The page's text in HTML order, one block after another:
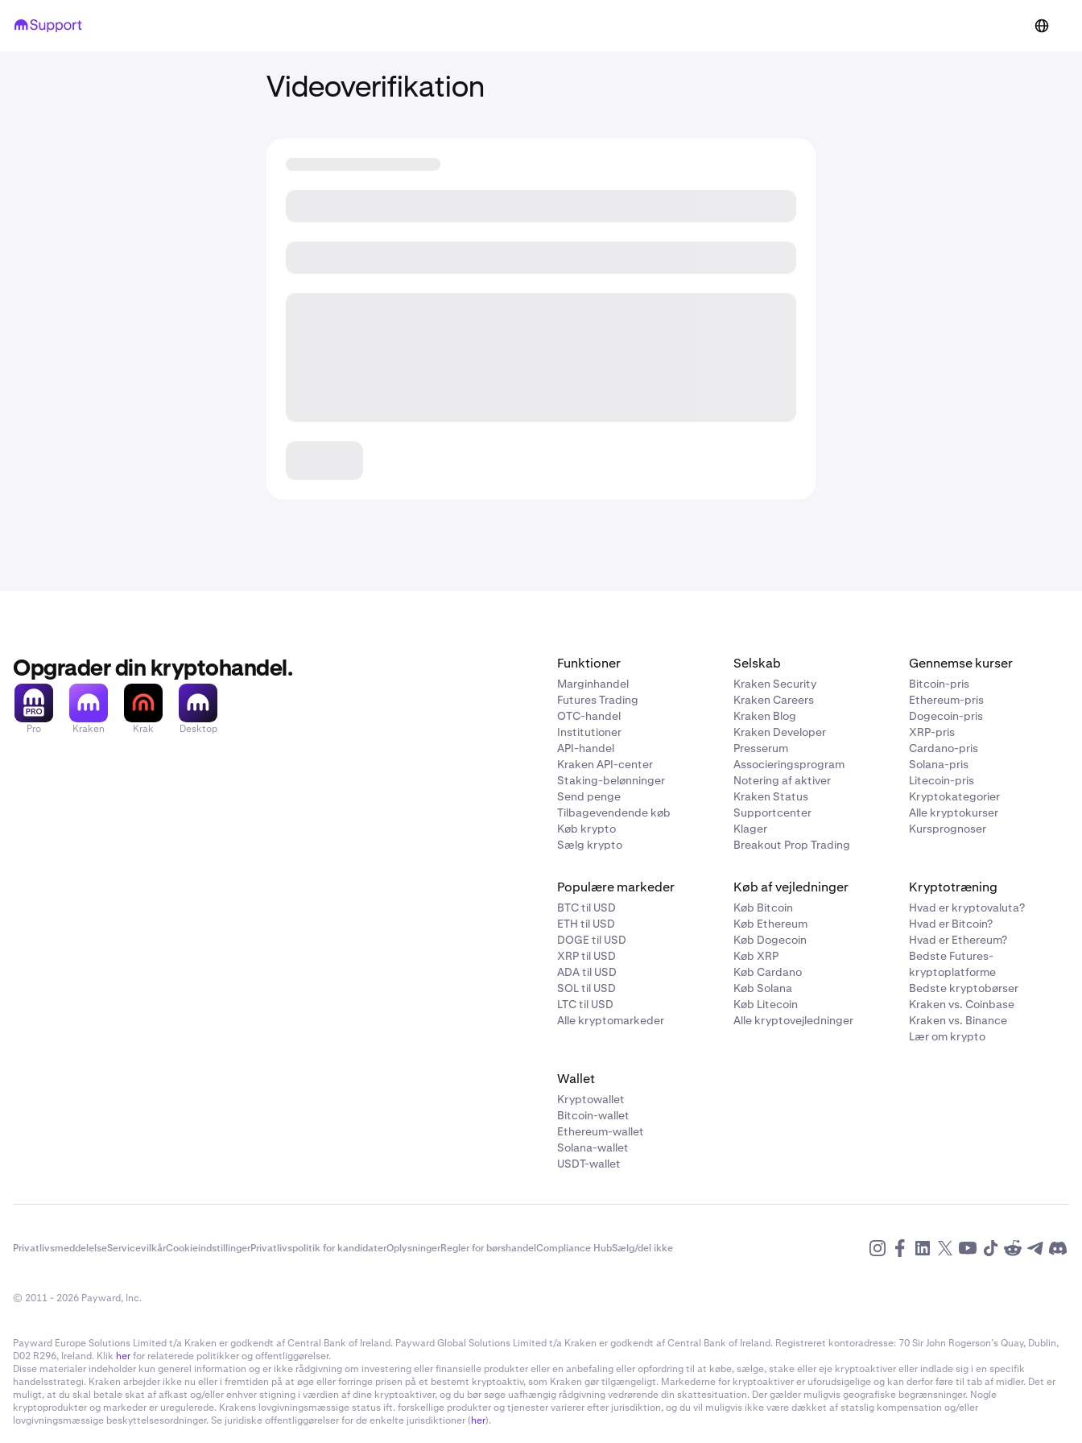
Videoverifikation
Opgrader din kryptohandel.
Pro Kraken Krak Desktop
Funktioner
Marginhandel
Futures Trading
OTC-handel
Institutioner
API-handel
Kraken API-center
Staking-belønninger
Send penge
Tilbagevendende køb
Køb krypto
Sælg krypto
Selskab
Kraken Security
Kraken Careers
Kraken Blog
Kraken Developer
Presserum
Associeringsprogram
Notering af aktiver
Kraken Status
Supportcenter
Klager
Breakout Prop Trading
Gennemse kurser
Bitcoin-pris
Ethereum-pris
Dogecoin-pris
XRP-pris
Cardano-pris
Solana-pris
Litecoin-pris
Kryptokategorier
Alle kryptokurser
Kursprognoser
Populære markeder
BTC til USD
ETH til USD
DOGE til USD
XRP til USD
ADA til USD
SOL til USD
LTC til USD
Alle kryptomarkeder
Køb af vejledninger
Køb Bitcoin
Køb Ethereum
Køb Dogecoin
Køb XRP
Køb Cardano
Køb Solana
Køb Litecoin
Alle kryptovejledninger
Kryptotræning
Hvad er kryptovaluta?
Hvad er Bitcoin?
Hvad er Ethereum?
Bedste Futures-
kryptoplatforme
Bedste kryptobørser
Kraken vs. Coinbase
Kraken vs. Binance
Lær om krypto
Wallet
Kryptowallet
Bitcoin-wallet
Ethereum-wallet
Solana-wallet
USDT-wallet
PrivatlivsmeddelelseServicevilkårCookieindstillingerPrivatlivspolitik for kandidaterOplysningerRegler for børshandelCompliance HubSælg/del ikke
© 2011 - 2026 Payward, Inc.
Payward Europe Solutions Limited t/a Kraken er godkendt af Central Bank of Ireland. Payward Global Solutions Limited t/a Kraken er godkendt af Central Bank of Ireland. Registreret kontoradresse: 70 Sir John Rogerson’s Quay, Dublin,
D02 R296, Ireland. Klik herfor relaterede politikker og offentliggørelser.
Disse materialer indeholder kun generel information og er ikke rådgivning om investering eller finansielle produkter eller en anbefaling eller opfordring til at købe, sælge, stake eller eje kryptoaktiver eller indlade sig i en specifik
handelsstrategi. Kraken arbejder ikke nu eller i fremtiden på at øge eller forringe prisen på et bestemt kryptoaktiv, som Kraken gør tilgængeligt. Markederne for kryptoaktiver er uforudsigelige og kan derfor føre til tab af midler. Det er
muligt, at du skal betale skat af afkast og/eller enhver stigning i værdien af dine kryptoaktiver, og du bør søge uafhængig rådgivning vedrørende din skattesituation. Der gælder muligvis geografiske begrænsninger. Nogle
kryptoprodukter og markeder er uregulerede. Krakens lovgivningsmæssige status ift. forskellige produkter og tjenester varierer efter jurisdiktion, og du vil muligvis ikke være dækket af statslig kompensation og/eller
lovgivningsmæssige beskyttelsesordninger. Se juridiske offentliggørelser for de enkelte jurisdiktioner (her).